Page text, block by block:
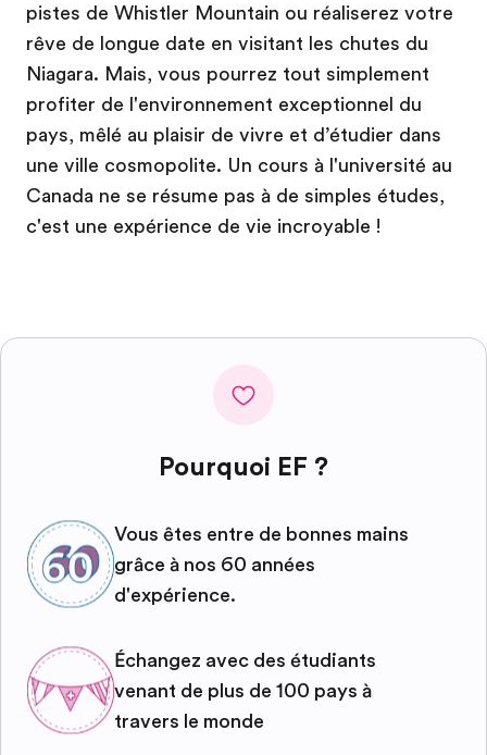
pistes de Whistler Mountain ou réaliserez votre
rêve de longue date en visitant les chutes du
Niagara. Mais, vous pourrez tout simplement
profiter de l'environnement exceptionnel du
pays, mêlé au plaisir de vivre et d’étudier dans
une ville cosmopolite. Un cours à l'université au
Canada ne se résume pas à de simples études,
c'est une expérience de vie incroyable !
Pourquoi EF ?
Vous êtes entre de bonnes mains
grâce à nos 60 années
d'expérience.
Échangez avec des étudiants
venant de plus de 100 pays à
travers le monde